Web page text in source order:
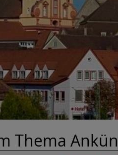
Thema